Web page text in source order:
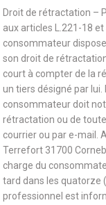
Droit de rétractation –
aux articles L.221-18
consommateur
son droit de
court à compter de la
un tiers désigné par
consommateur doit
rétractation ou de
courrier ou par e-mail.
Terrefort 31700
charge du
tard dans les quatorze
professionnel est